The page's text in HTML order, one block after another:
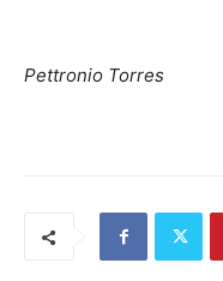
Pettronio Torres